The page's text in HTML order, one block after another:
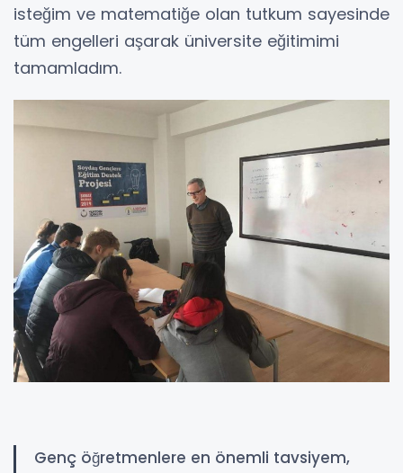
isteğim ve matematiğe olan tutkum sayesinde
tüm engelleri aşarak üniversite eğitimimi
tamamladım.
Genç öğretmenlere en önemli tavsiyem,